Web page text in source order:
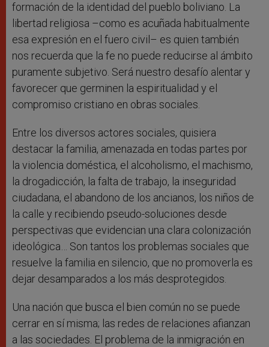
formación de la identidad del pueblo boliviano. La
libertad religiosa –como es acuñada habitualmente
esa expresión en el fuero civil– es quien también
nos recuerda que la fe no puede reducirse al ámbito
puramente subjetivo. Será nuestro desafío alentar y
favorecer que germinen la espiritualidad y el
compromiso cristiano en obras sociales.
Entre los diversos actores sociales, quisiera
destacar la familia, amenazada en todas partes por
la violencia doméstica, el alcoholismo, el machismo,
la drogadicción, la falta de trabajo, la inseguridad
ciudadana, el abandono de los ancianos, los niños de
la calle y recibiendo pseudo-soluciones desde
perspectivas que evidencian una clara colonización
ideológica… Son tantos los problemas sociales que
resuelve la familia en silencio, que no promoverla es
dejar desamparados a los más desprotegidos.
Una nación que busca el bien común no se puede
cerrar en sí misma; las redes de relaciones afianzan
a las sociedades. El problema de la inmigración en